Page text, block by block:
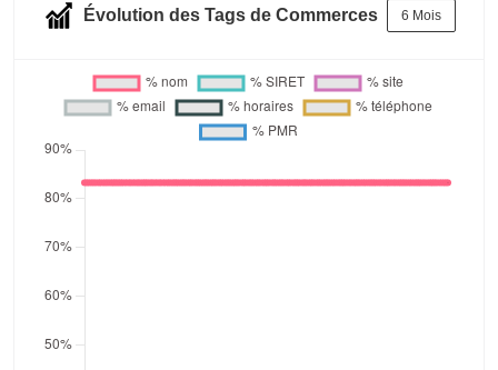
Évolution des Tags de Commerces 6 Mois